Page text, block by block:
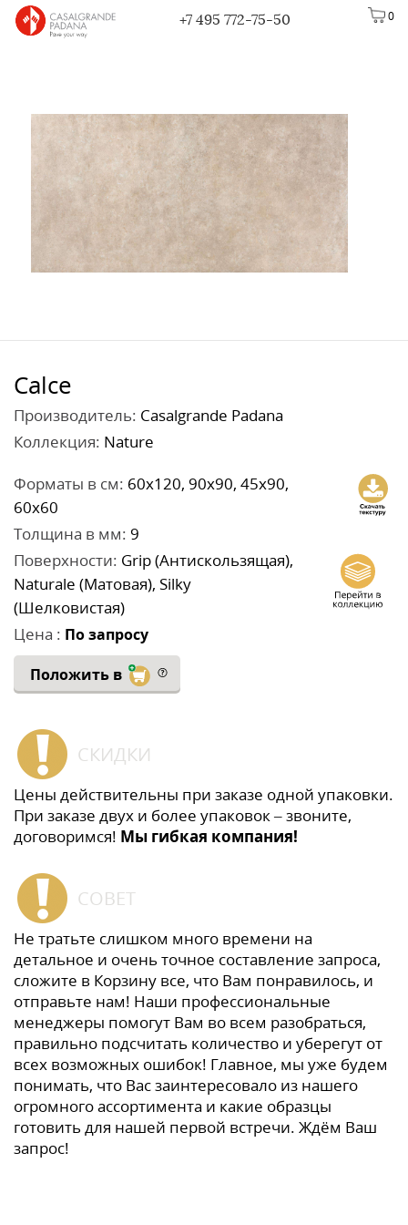
0
+7 495 772-75-50
Calce
Производитель: Casalgrande Padana
Коллекция: Nature
Форматы в см: 60x120, 90x90, 45x90,
60x60
Толщина в мм: 9
Поверхности: Grip (Антискользящая),
Naturale (Матовая), Silky
(Шелковистая)
Цена : По запросу
Положить в
СКИДКИ
Цены действительны при заказе одной упаковки.
При заказе двух и более упаковок – звоните,
договоримся! Мы гибкая компания!
СОВЕТ
Не тратьте слишком много времени на
детальное и очень точное составление запроса,
сложите в Корзину все, что Вам понравилось, и
отправьте нам! Наши профессиональные
менеджеры помогут Вам во всем разобраться,
правильно подсчитать количество и уберегут от
всех возможных ошибок! Главное, мы уже будем
понимать, что Вас заинтересовало из нашего
огромного ассортимента и какие образцы
готовить для нашей первой встречи. Ждём Ваш
запрос!